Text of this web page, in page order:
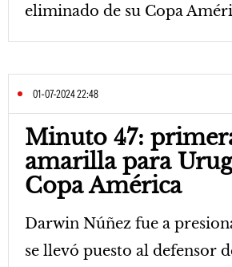
eliminado de su Copa
01-07-2024 22:48
Minuto 47:
amarilla para
Copa América
Darwin Núñez fue a
se llevó puesto al defensor